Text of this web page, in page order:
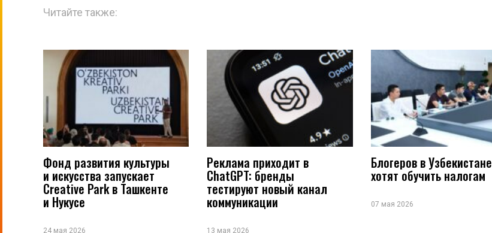
Читайте также:
Фонд развития культуры
и искусства запускает
Creative Park в Ташкенте
и Нукусе
24 мая 2026
Реклама приходит в
ChatGPT: бренды
тестируют новый канал
коммуникации
13 мая 2026
Блогеров в Узбекистане
хотят обучить налогам
07 мая 2026